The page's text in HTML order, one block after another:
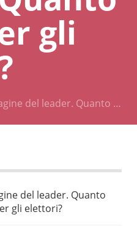
gli
del leader. Quanto …
del leader. Quanto
gli elettori?